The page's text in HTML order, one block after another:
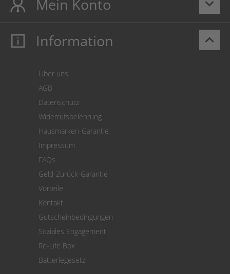
keyboard_arrow_down
Mein Konto
Mein Konto
Cookie Einstellungen
keyboard_arrow_up
Information
Über uns
AGB
Datenschutz
Widerrufsbelehrung
Hausmarken-Garantie
Impressum
FAQs
Geld-Zurück-Garantie
Vorteile
Kontakt
Gutscheinbedingungen
Soziales Engagement
Re-Life Box
Batteriegesetz